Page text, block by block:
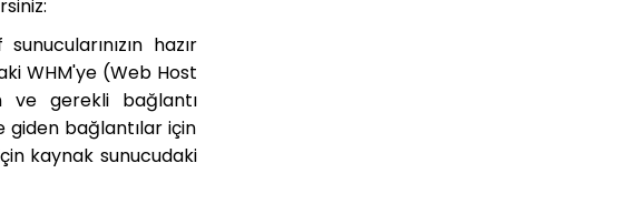
hazır
WHM'ye (Web Host
ve gerekli bağlantı
giden bağlantılar için
kaynak sunucudaki